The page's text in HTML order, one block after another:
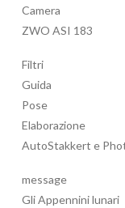
Camera
ZWO ASI 183
Filtri
Guida
Pose
Elaborazione
AutoStakkert e
message
Gli Appennini lunari